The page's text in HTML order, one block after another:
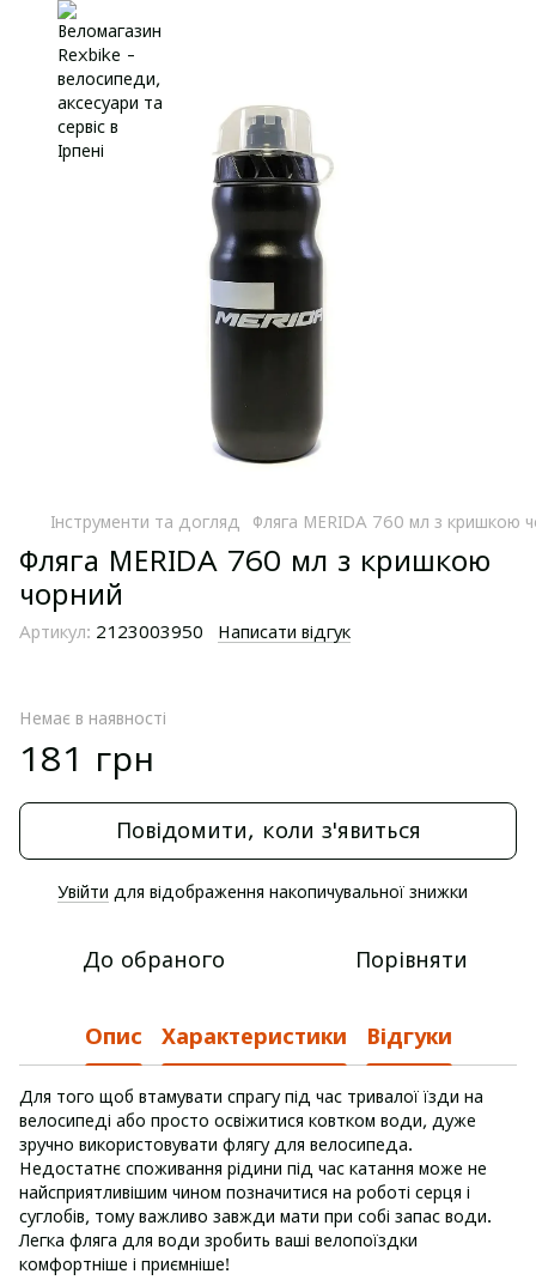
Інструменти та догляд Фляга MERIDA 760 мл з кришкою
Фляга MERIDA 760 мл з кришкою
чорний
Артикул: 2123003950 Написати відгук
Немає в наявності
181 грн
Повідомити, коли з'явиться
Увійти для відображення накопичувальної знижки
До обраного Порівняти
Опис Характеристики Відгуки
Для того щоб втамувати спрагу під час тривалої їзди на
велосипеді або просто освіжитися ковтком води, дуже
зручно використовувати флягу для велосипеда.
Недостатнє споживання рідини під час катання може не
найсприятливішим чином позначитися на роботі серця і
суглобів, тому важливо завжди мати при собі запас води.
Легка фляга для води зробить ваші велопоїздки
комфортніше і приємніше!